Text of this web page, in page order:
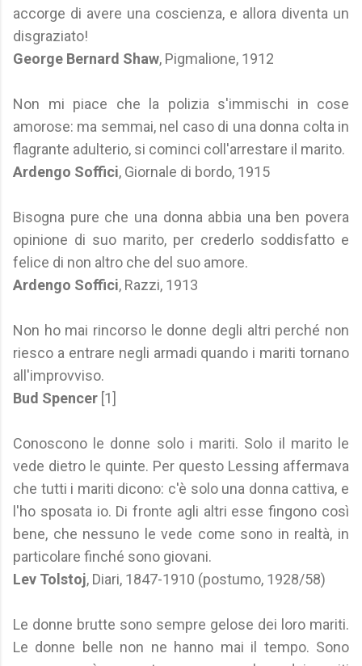
accorge di avere una coscienza, e allora diventa un
disgraziato!
George Bernard Shaw, Pigmalione, 1912
Non mi piace che la polizia s'immischi in cose
amorose: ma semmai, nel caso di una donna colta in
flagrante adulterio, si cominci coll'arrestare il marito.
Ardengo Soffici, Giornale di bordo, 1915
Bisogna pure che una donna abbia una ben povera
opinione di suo marito, per crederlo soddisfatto e
felice di non altro che del suo amore.
Ardengo Soffici, Razzi, 1913
Non ho mai rincorso le donne degli altri perché non
riesco a entrare negli armadi quando i mariti tornano
all'improvviso.
Bud Spencer [1]
Conoscono le donne solo i mariti. Solo il marito le
vede dietro le quinte. Per questo Lessing affermava
che tutti i mariti dicono: c'è solo una donna cattiva, e
l'ho sposata io. Di fronte agli altri esse fingono così
bene, che nessuno le vede come sono in realtà, in
particolare finché sono giovani.
Lev Tolstoj, Diari, 1847-1910 (postumo, 1928/58)
Le donne brutte sono sempre gelose dei loro mariti.
Le donne belle non ne hanno mai il tempo. Sono